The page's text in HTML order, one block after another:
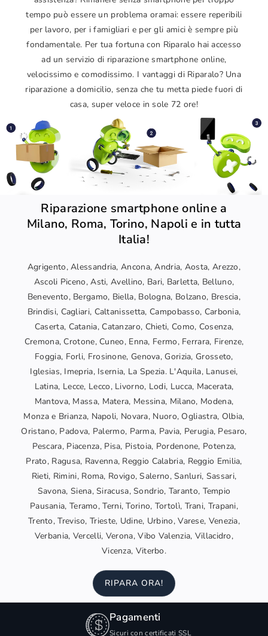
tempo può essere un problema oramai: essere reperibili
per lavoro, per i famigliari e per gli amici è sempre più
fondamentale. Per tua fortuna con Riparalo hai accesso
ad un servizio di riparazione smartphone online,
velocissimo e comodissimo. I vantaggi di Riparalo? Una
riparazione a domicilio, senza che tu metta piede fuori di
casa, super veloce in sole 72 ore!
Riparazione smartphone online a
Milano, Roma, Torino, Napoli e in tutta
Italia!
Agrigento, Alessandria, Ancona, Andria, Aosta, Arezzo,
Ascoli Piceno, Asti, Avellino, Bari, Barletta, Belluno,
Benevento, Bergamo, Biella, Bologna, Bolzano, Brescia,
Brindisi, Cagliari, Caltanissetta, Campobasso, Carbonia,
Caserta, Catania, Catanzaro, Chieti, Como, Cosenza,
Cremona, Crotone, Cuneo, Enna, Fermo, Ferrara, Firenze,
Foggia, Forli, Frosinone, Genova, Gorizia, Grosseto,
Iglesias, Imepria, Isernia, La Spezia. L'Aquila, Lanusei,
Latina, Lecce, Lecco, Livorno, Lodi, Lucca, Macerata,
Mantova, Massa, Matera, Messina, Milano, Modena,
Monza e Brianza, Napoli, Novara, Nuoro, Ogliastra, Olbia,
Oristano, Padova, Palermo, Parma, Pavia, Perugia, Pesaro,
Pescara, Piacenza, Pisa, Pistoia, Pordenone, Potenza,
Prato, Ragusa, Ravenna, Reggio Calabria, Reggio Emilia,
Rieti, Rimini, Roma, Rovigo, Salerno, Sanluri, Sassari,
Savona, Siena, Siracusa, Sondrio, Taranto, Tempio
Pausania, Teramo, Terni, Torino, Tortolì, Trani, Trapani,
Trento, Treviso, Trieste, Udine, Urbino, Varese, Venezia,
Verbania, Vercelli, Verona, Vibo Valenzia, Villacidro,
Vicenza, Viterbo.
RIPARA ORA!
Pagamenti
Sicuri con certificati SSL